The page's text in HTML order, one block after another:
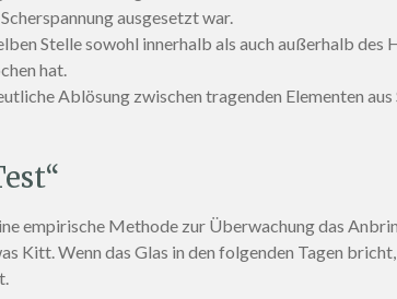
ausgesetzt war.
Stelle sowohl innerhalb als auch außerhalb des
hat.
Ablösung zwischen tragenden Elementen
empirische Methode zur Überwachung das
Kitt. Wenn das Glas in den folgenden Tagen